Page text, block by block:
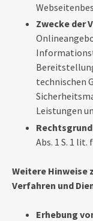
Zwecke der
technischen
Leistungen
Abs. 1 S. 1 lit.
Weitere Hinweise
Verfahren und
Erhebung